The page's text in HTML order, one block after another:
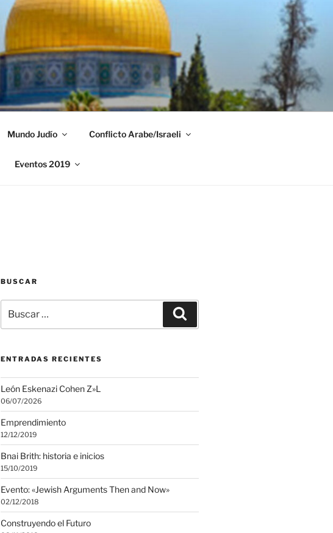
Mundo Judío Conflicto Arabe/Israeli
Eventos 2019
BUSCAR
por:
ENTRADAS RECIENTES
León Eskenazi Cohen Z»L
06/07/2026
Emprendimiento
12/12/2019
Bnai Brith: historia e inicios
15/10/2019
Evento: «Jewish Arguments Then and Now»
02/12/2018
Construyendo el Futuro